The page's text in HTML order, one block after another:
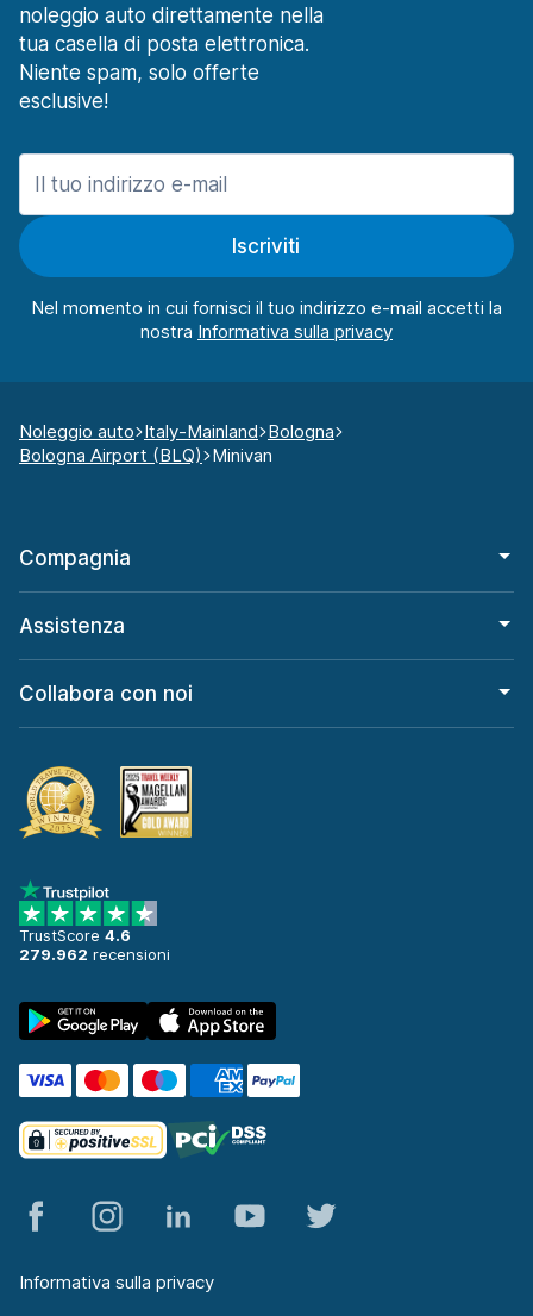
noleggio auto direttamente nella
tua casella di posta elettronica.
Niente spam, solo offerte
esclusive!
Iscriviti
Nel momento in cui fornisci il tuo indirizzo e-mail accetti la
nostra
Noleggio auto Italy-Mainland Bologna
Bologna Airport (BLQ) Minivan
Compagnia
Assistenza
Collabora con noi
TrustScore 4.6
279.962 recensioni
Informativa sulla privacy